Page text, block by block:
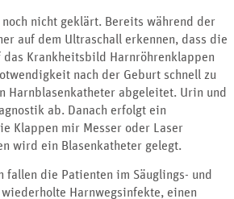
nicht geklärt. Bereits während der
auf dem Ultraschall erkennen, dass die
Krankheitsbild Harnröhrenklappen
nach der Geburt schnell zu
Harnblasenkatheter abgeleitet. Urin und
ab. Danach erfolgt ein
Klappen mir Messer oder Laser
wird ein Blasenkatheter gelegt.
fallen die Patienten im Säuglings- und
Harnwegsinfekte, einen